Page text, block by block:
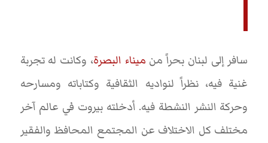
سافر إلى لبنان بحراً من ميناء البصرة، وكانت له تجربة
غنية فيه، نظراً لنواديه الثقافية وكتاباته ومسارحه
وحركة النشر النشطة فيه. أدخلته بيروت في عالم آخر
مختلف كل الاختلاف عن المجتمع المحافظ والفقير